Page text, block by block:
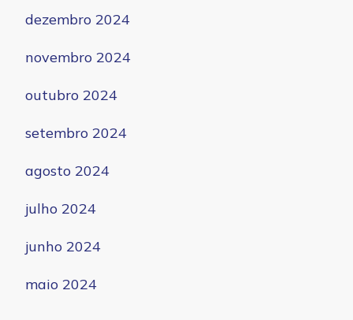
dezembro 2024
novembro 2024
outubro 2024
setembro 2024
agosto 2024
julho 2024
junho 2024
maio 2024